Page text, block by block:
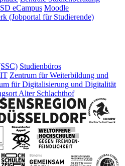
eCampus Moodle
(Jobportal für Studierende)
Studienbüros
Zentrum für Weiterbildung und
für Digitalisierung und Digitalität
Alter Schlachthof